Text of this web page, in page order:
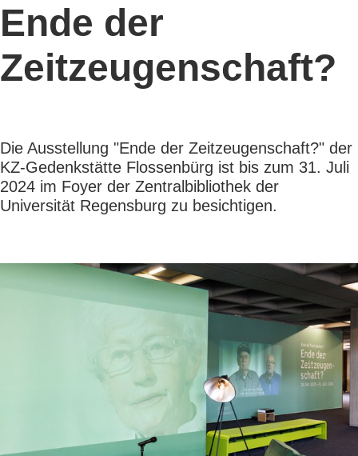
Ende der
Zeitzeugenschaft?
Die Ausstellung "Ende der Zeitzeugenschaft?" der
KZ-Gedenkstätte Flossenbürg ist bis zum 31. Juli
2024 im Foyer der Zentralbibliothek der
Universität Regensburg zu besichtigen.